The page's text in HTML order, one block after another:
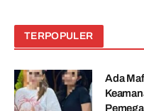
TERPOPULER
Ada